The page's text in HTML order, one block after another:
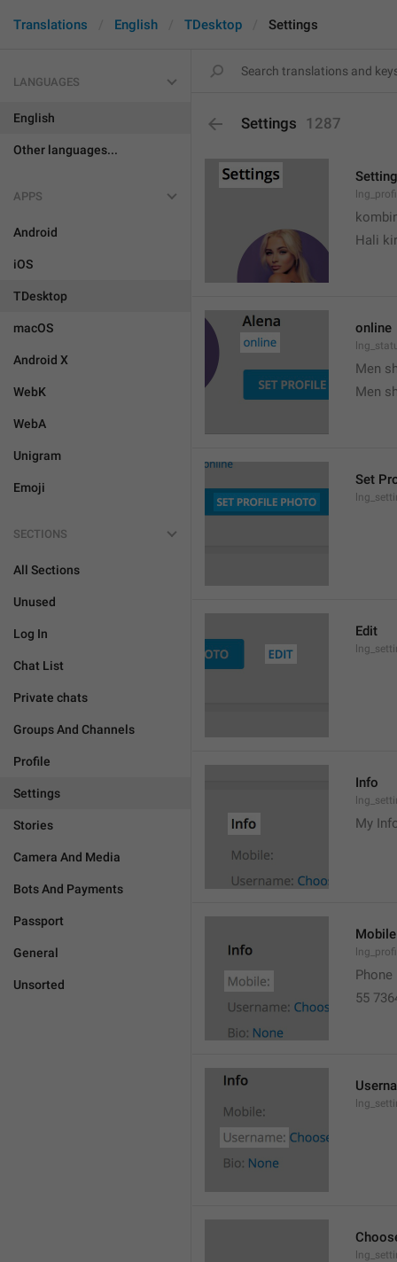
Translations English TDesktop Settings
LANGUAGES
English
Other languages...
APPS
Android
iOS
TDesktop
macOS
Android X
WebK
WebA
Unigram
Emoji
SECTIONS
All Sections
Unused
Log In
Chat List
Private chats
Groups And Channels
Profile
Settings
Stories
Camera And Media
Bots And Payments
Passport
General
Unsorted
Settings 1287
Hali
online
Men
Men
Set
Edit
Info
My
55